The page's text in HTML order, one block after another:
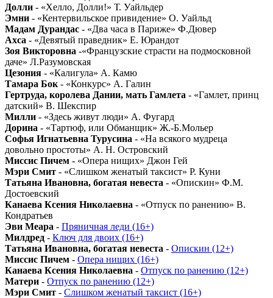
Долли - «Хелло, Долли!» Т. Уайльдер
Эмни - «Кентервильское привидение» О. Уайльд
Мадам Дурандас - «Два часа в Париже» Ф.Дювер
Ахса - «Девятый праведник» Е. Юрандот
Зоя Викторовна -«Французские страсти на подмосковной
даче» Л.Разумовская
Цезония - «Калигула» А. Камю
Тамара Бок - «Конкурс» А. Галин
Гертруда, королева Дании, мать Гамлета - «Гамлет, принц
датский» В. Шекспир
Милли - «Здесь живут люди» А. Фугард
Дорина - «Тартюф, или Обманщик» Ж.-Б.Мольер
Софья Игнатьевна Турусина - «На всякого мудреца
довольно простоты» А. Н. Островский
Миссис Пичем - «Опера нищих» Джон Гей
Мэри Смит - «Слишком женатый таксист» Р. Куни
Татьяна Ивановна, богатая невеста - «Опискин» Ф.М.
Достоевский
Канаева Ксения Николаевна - «Отпуск по ранению» В.
Кондратьев
Эви Меара - Пряничная леди (16+)
Милдред - Ключ для двоих (16+)
Татьяна Ивановна, богатая невеста - Опискин (12+)
Миссис Пичем - Опера нищих (16+)
Канаева Ксения Николаевна - Отпуск по ранению (12+)
Матери - Отпуск по ранению (12+)
Мэри Смит - Слишком женатый таксист (16+)